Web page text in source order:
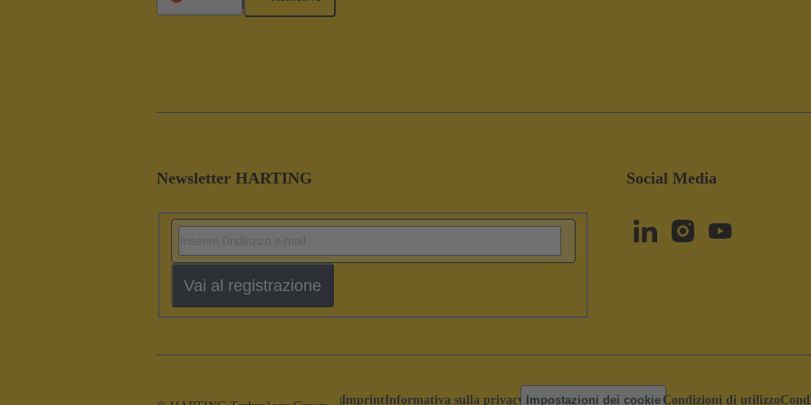
Newsletter HARTING
Vai al registrazione
Social Media
ImprintInformativa sulla privacy Impostazioni dei cookie Condizioni di utilizzo